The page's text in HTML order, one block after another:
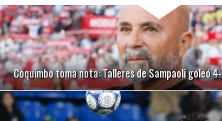
Coquimbo toma nota: Talleres de Sampaoli goleó